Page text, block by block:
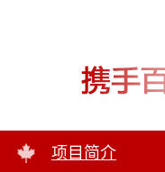
项目简介